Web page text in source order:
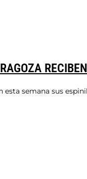
esta semana sus